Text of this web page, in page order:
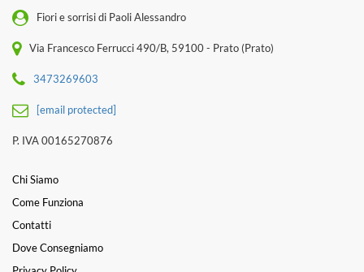
Fiori e sorrisi di Paoli Alessandro
Via Francesco Ferrucci 490/B, 59100 - Prato (Prato)
3473269603
[email protected]
P. IVA 00165270876
Chi Siamo
Come Funziona
Contatti
Dove Consegniamo